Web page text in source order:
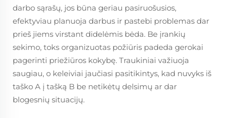
darbo sąrašų, jos būna geriau pasiruošusios,
efektyviau planuoja darbus ir pastebi problemas dar
prieš jiems virstant didelėmis bėda. Be įrankių
sekimo, toks organizuotas požiūris padeda gerokai
pagerinti priežiūros kokybę. Traukiniai važiuoja
saugiau, o keleiviai jaučiasi pasitikintys, kad nuvyks iš
taško A į tašką B be netikėtų delsimų ar dar
blogesnių situacijų.